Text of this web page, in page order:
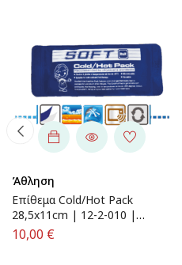
Άθληση
Επίθεμα Cold/Hot Pack
28,5x11cm | 12-2-010 |
Wemed
10,00 €